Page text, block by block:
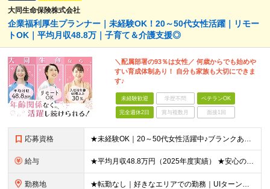
大同生命保険株式会社
企業福利厚生プランナー｜未経験OK！20～50代女性活躍｜リモー
トOK｜平均月収48.8万｜子育て＆介護支援◎
＼配属部署の93％は女性／ 何歳からでも始めや
すい育成体制あり！ 自分も家族も大切にできま
す♪
未経験歓迎 学歴不問 ベテランOK
完全週休2日 賞与複数月 面接1回
応募資格 ★未経験OK｜20～50代女性活躍中♪ブランクありの方・ママさんも活躍中 ◆高卒以上 ◆社会人経験をお持ちの方 - 業界・業種・職種・経験年数は問いません。 «こんな方が応募＆入社しています！»
給与 ★平均月収48.8万円（2025年度実績） ★安心の固定給＋賞与年2回＋インセンティブ！手当も充実 月給21万円～23万円＋諸手当＋インセンティブ＋賞与年2回 ※給与は年間平均の税込定例給与です。賞
勤務地 ★転勤なし｜好きなエリアでの勤務｜UIターン歓迎 全国47都道府県にある支社のいずれかにて勤務していただきます。 ＜募集エリア＞ ◆北海道・東北：北海道/青森/宮城/岩手/秋田/山形/福島